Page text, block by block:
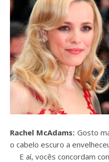
Rachel McAdams: Gosto
o cabelo escuro a
E aí, vocês concordam